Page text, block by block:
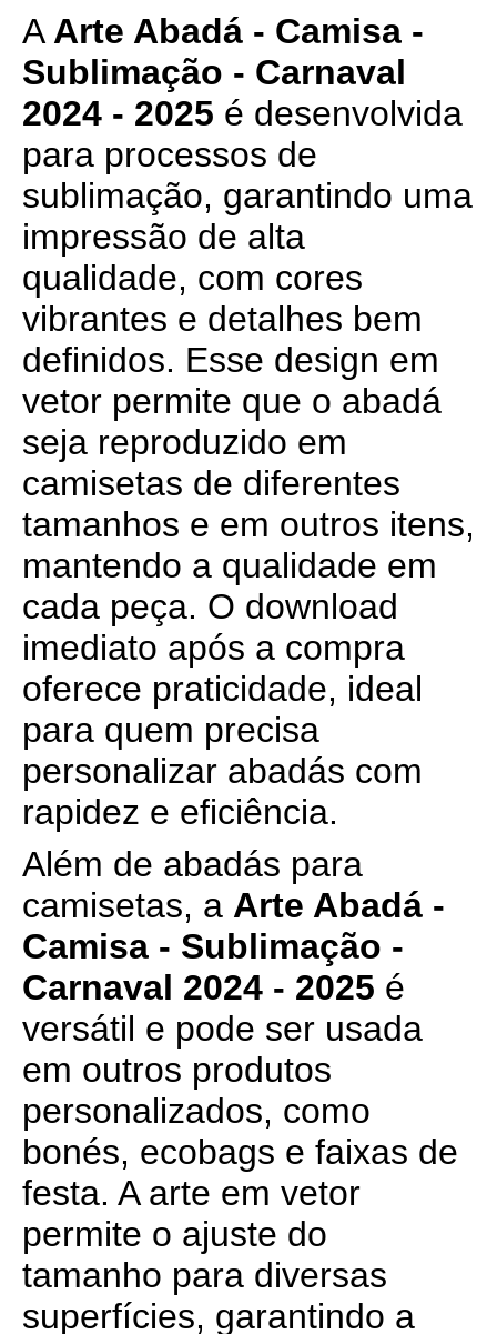
A Arte Abadá - Camisa -
Sublimação - Carnaval
2024 - 2025 é desenvolvida
para processos de
sublimação, garantindo uma
impressão de alta
qualidade, com cores
vibrantes e detalhes bem
definidos. Esse design em
vetor permite que o abadá
seja reproduzido em
camisetas de diferentes
tamanhos e em outros itens,
mantendo a qualidade em
cada peça. O download
imediato após a compra
oferece praticidade, ideal
para quem precisa
personalizar abadás com
rapidez e eficiência.
Além de abadás para
camisetas, a Arte Abadá -
Camisa - Sublimação -
Carnaval 2024 - 2025 é
versátil e pode ser usada
em outros produtos
personalizados, como
bonés, ecobags e faixas de
festa. A arte em vetor
permite o ajuste do
tamanho para diversas
superfícies, garantindo a